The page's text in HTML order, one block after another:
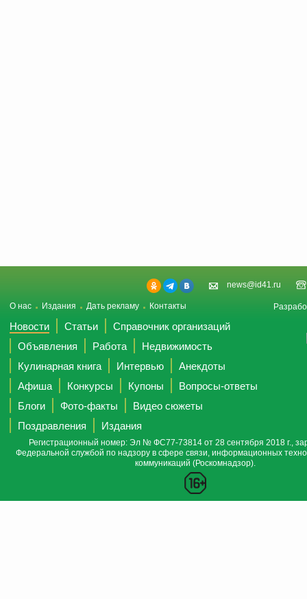
news@id41.ru
О нас Издания Дать рекламу Контакты
Новости Статьи
Справочник организаций
Объявления
Работа
Недвижимость
Кулинарная книга
Интервью
Анекдоты
Афиша
Конкурсы Купоны
Вопросы-ответы
Блоги
Фото-факты
Видео сюжеты
Поздравления
Издания
Регистрационный номер: Эл № ФС77-73814 от 28 сентября 2018 г.,
Федеральной службой по надзору в сфере связи, информационных
коммуникаций (Роскомнадзор).